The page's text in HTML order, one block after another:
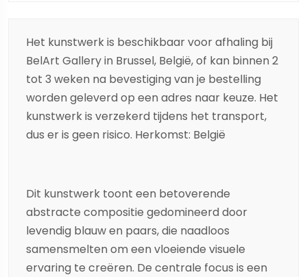
Het kunstwerk is beschikbaar voor afhaling bij
BelArt Gallery in Brussel, België, of kan binnen 2
tot 3 weken na bevestiging van je bestelling
worden geleverd op een adres naar keuze. Het
kunstwerk is verzekerd tijdens het transport,
dus er is geen risico. Herkomst: België
Dit kunstwerk toont een betoverende
abstracte compositie gedomineerd door
levendig blauw en paars, die naadloos
samensmelten om een vloeiende visuele
ervaring te creëren. De centrale focus is een